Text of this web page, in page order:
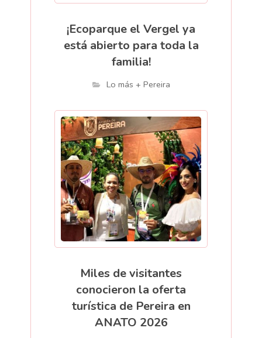
¡Ecoparque el Vergel ya
está abierto para toda la
familia!
Lo más + Pereira
Miles de visitantes
conocieron la oferta
turística de Pereira en
ANATO 2026